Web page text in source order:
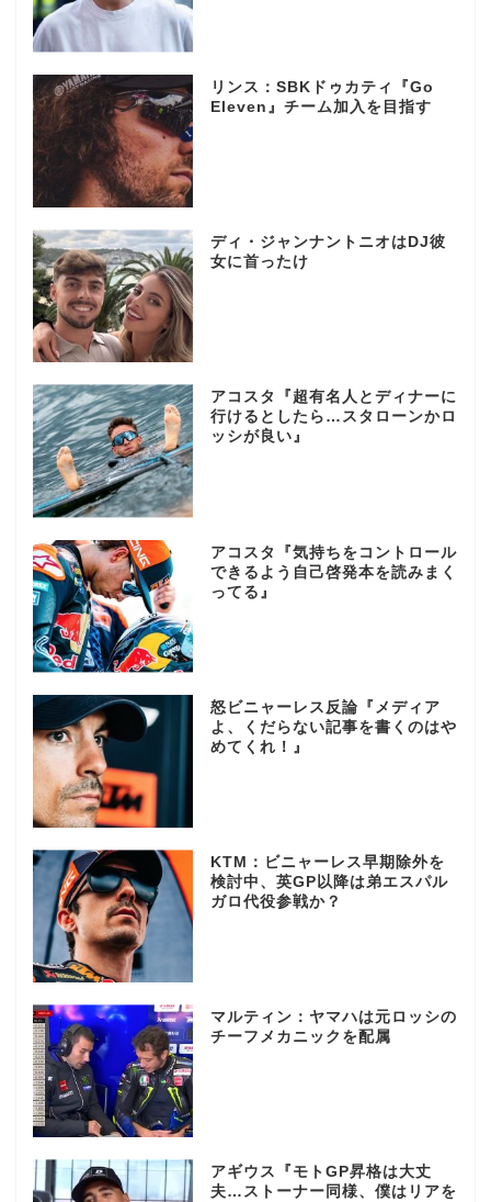
リンス：SBKドゥカティ『Go
Eleven』チーム加入を目指す
ディ・ジャンナントニオはDJ彼
女に首ったけ
アコスタ『超有名人とディナーに
行けるとしたら…スタローンかロ
ッシが良い』
アコスタ『気持ちをコントロール
できるよう自己啓発本を読みまく
ってる』
怒ビニャーレス反論『メディア
よ、くだらない記事を書くのはや
めてくれ！』
KTM：ビニャーレス早期除外を
検討中、英GP以降は弟エスパル
ガロ代役参戦か？
マルティン：ヤマハは元ロッシの
チーフメカニックを配属
アギウス『モトGP昇格は大丈
夫…ストーナー同様、僕はリアを